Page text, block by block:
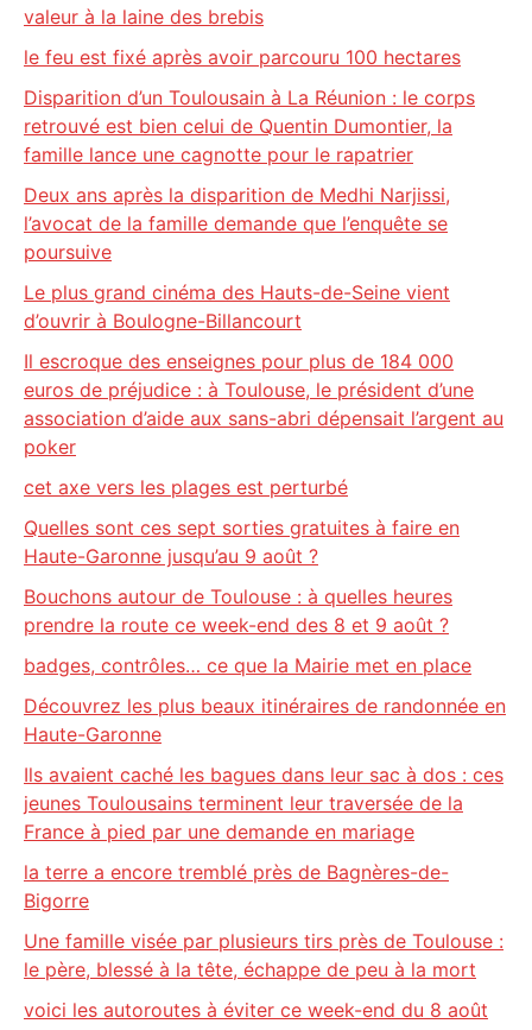
valeur à la laine des brebis
le feu est fixé après avoir parcouru 100 hectares
Disparition d’un Toulousain à La Réunion : le corps
retrouvé est bien celui de Quentin Dumontier, la
famille lance une cagnotte pour le rapatrier
Deux ans après la disparition de Medhi Narjissi,
l’avocat de la famille demande que l’enquête se
poursuive
Le plus grand cinéma des Hauts-de-Seine vient
d’ouvrir à Boulogne-Billancourt
Il escroque des enseignes pour plus de 184 000
euros de préjudice : à Toulouse, le président d’une
association d’aide aux sans-abri dépensait l’argent au
poker
cet axe vers les plages est perturbé
Quelles sont ces sept sorties gratuites à faire en
Haute-Garonne jusqu’au 9 août ?
Bouchons autour de Toulouse : à quelles heures
prendre la route ce week-end des 8 et 9 août ?
badges, contrôles… ce que la Mairie met en place
Découvrez les plus beaux itinéraires de randonnée en
Haute-Garonne
Ils avaient caché les bagues dans leur sac à dos : ces
jeunes Toulousains terminent leur traversée de la
France à pied par une demande en mariage
la terre a encore tremblé près de Bagnères-de-
Bigorre
Une famille visée par plusieurs tirs près de Toulouse :
le père, blessé à la tête, échappe de peu à la mort
voici les autoroutes à éviter ce week-end du 8 août